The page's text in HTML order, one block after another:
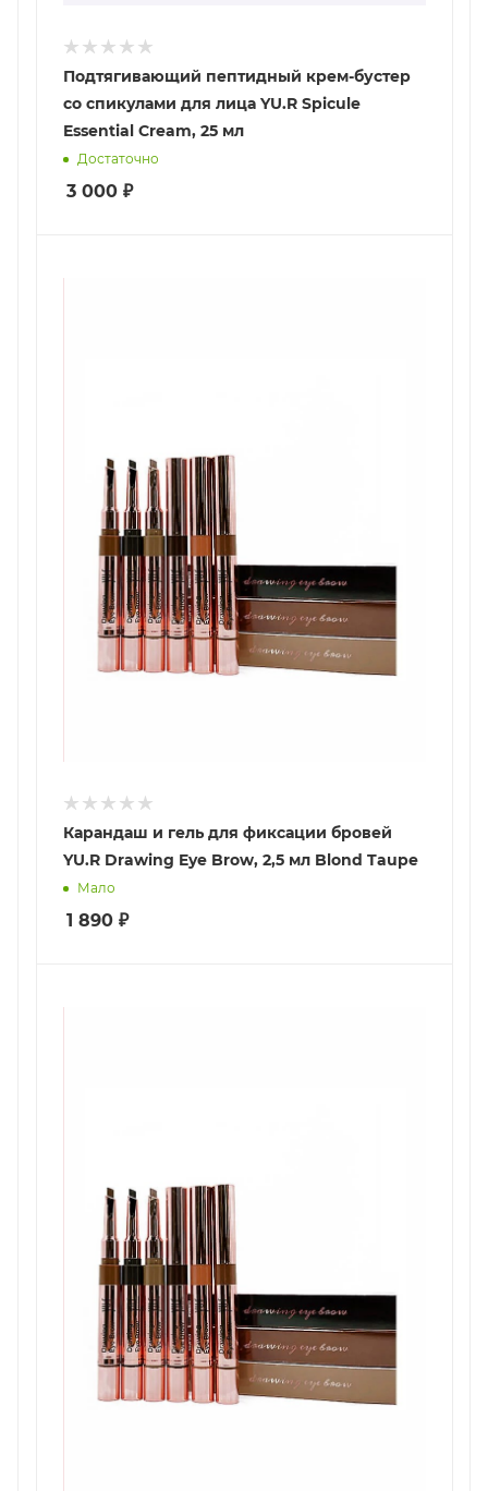
Подтягивающий пептидный крем-бустер
со спикулами для лица YU.R Spicule
Essential Cream, 25 мл
Достаточно
3 000 ₽
Карандаш и гель для фиксации бровей
YU.R Drawing Eye Brow, 2,5 мл Blond Taupe
Мало
1 890 ₽